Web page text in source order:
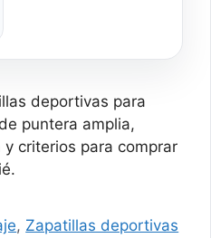
deportivas para
puntera amplia,
criterios para comprar
, Zapatillas deportivas